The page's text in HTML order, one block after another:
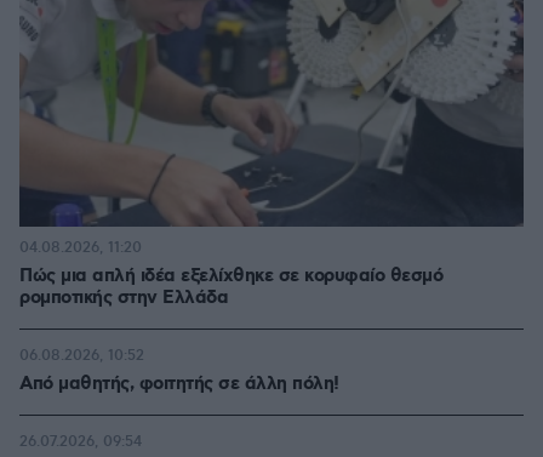
Πώς μια απλή ιδέα εξελίχθηκε σε κορυφαίο θεσμό
ρομποτικής στην Ελλάδα
04.08.2026, 11:20
Από μαθητής, φοιτητής σε άλλη πόλη!
06.08.2026, 10:52
26.07.2026, 09:54